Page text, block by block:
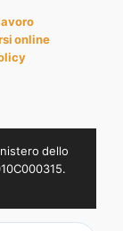
online
dello